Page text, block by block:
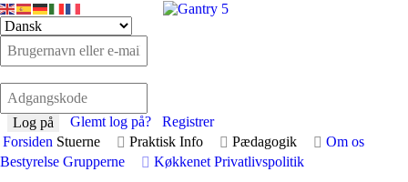
Log på Glemt log på?
Registrer
Forsiden Stuerne Praktisk Info Pædagogik
Om os
Bestyrelse Grupperne Køkkenet Privatlivspolitik